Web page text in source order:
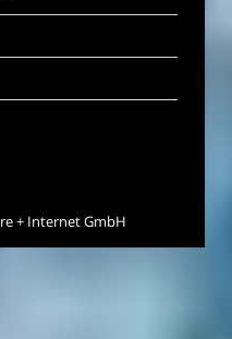
+ Internet GmbH